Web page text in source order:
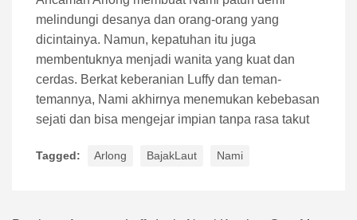
melindungi desanya dan orang-orang yang
dicintainya. Namun, kepatuhan itu juga
membentuknya menjadi wanita yang kuat dan
cerdas. Berkat keberanian Luffy dan teman-
temannya, Nami akhirnya menemukan kebebasan
sejati dan bisa mengejar impian tanpa rasa takut
Tagged: Arlong BajakLaut Nami